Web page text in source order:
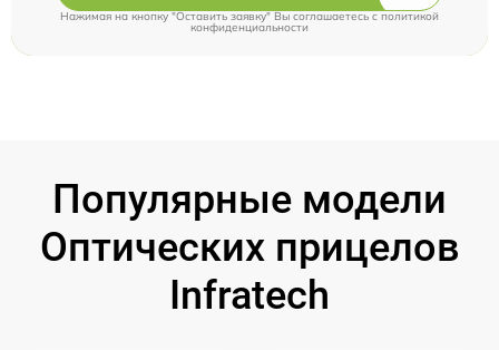
Нажимая на кнопку "Оставить заявку" Вы соглашаетесь c политикой
конфиденциальности
Популярные модели
Оптических прицелов
Infratech